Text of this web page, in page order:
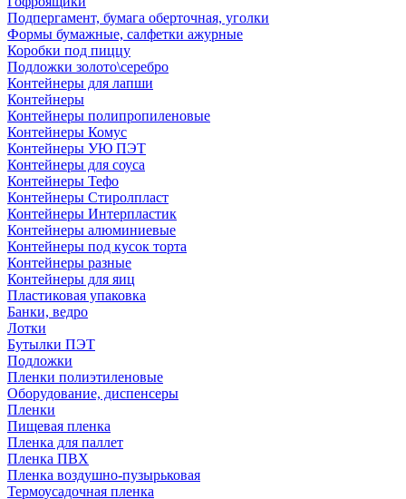
Подпергамент, бумага оберточная, уголки
Формы бумажные, салфетки ажурные
Коробки под пиццу
Подложки золото\серебро
Контейнеры для лапши
Контейнеры
Контейнеры полипропиленовые
Контейнеры Комус
Контейнеры УЮ ПЭТ
Контейнеры для соуса
Контейнеры Тефо
Контейнеры Стиролпласт
Контейнеры Интерпластик
Контейнеры алюминиевые
Контейнеры под кусок торта
Контейнеры разные
Контейнеры для яиц
Пластиковая упаковка
Банки, ведро
Лотки
Бутылки ПЭТ
Подложки
Пленки полиэтиленовые
Оборудование, диспенсеры
Пленки
Пищевая пленка
Пленка для паллет
Пленка ПВХ
Пленка воздушно-пузырьковая
Термоусадочная пленка